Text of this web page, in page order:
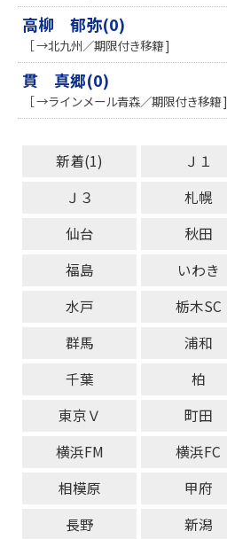
高柳 郁弥(0)
［ →北九州／期限付き移籍 ]
貫 真郷(0)
［ →ラインメール青森／期限付き移籍 ]
新着(1) Ｊ１
Ｊ３
札幌
仙台
秋田
福島
いわき
水戸
栃木SC
群馬
浦和
千葉
柏
東京Ｖ
町田
横浜FM
横浜FC
相模原
甲府
長野
新潟